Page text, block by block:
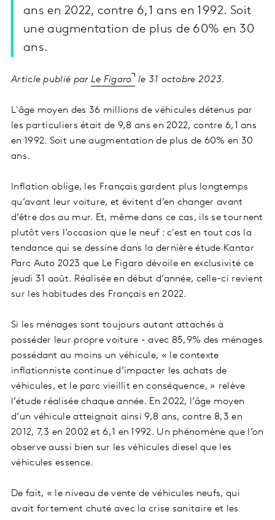
ans en 2022, contre 6,1 ans en 1992. Soit
une augmentation de plus de 60% en 30
ans.
Article publié par Le Figaro le 31 octobre 2023.
L'âge moyen des 36 millions de véhicules détenus par
les particuliers était de 9,8 ans en 2022, contre 6,1 ans
en 1992. Soit une augmentation de plus de 60% en 30
ans.
Inflation oblige, les Français gardent plus longtemps
qu’avant leur voiture, et évitent d’en changer avant
d’être dos au mur. Et, même dans ce cas, ils se tournent
plutôt vers l’occasion que le neuf : c'est en tout cas la
tendance qui se dessine dans la dernière étude Kantar
Parc Auto 2023 que Le Figaro dévoile en exclusivité ce
jeudi 31 août. Réalisée en début d’année, celle-ci revient
sur les habitudes des Français en 2022.
Si les ménages sont toujours autant attachés à
posséder leur propre voiture - avec 85,9% des ménages
possédant au moins un véhicule, « le contexte
inflationniste continue d’impacter les achats de
véhicules, et le parc vieillit en conséquence, » relève
l’étude réalisée chaque année. En 2022, l’âge moyen
d’un véhicule atteignait ainsi 9,8 ans, contre 8,3 en
2012, 7,3 en 2002 et 6,1 en 1992. Un phénomène que l’on
observe aussi bien sur les véhicules diesel que les
véhicules essence.
De fait, « le niveau de vente de véhicules neufs, qui
avait fortement chuté avec la crise sanitaire et les